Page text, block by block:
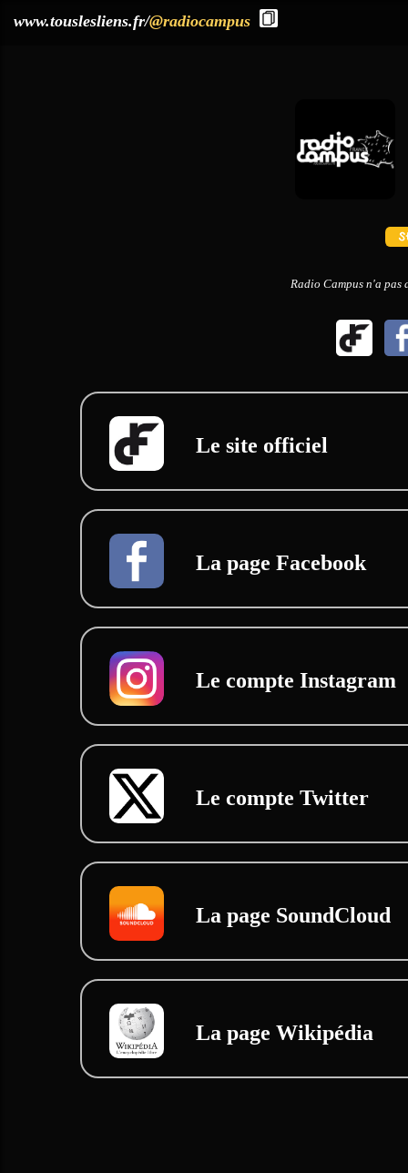
www.touslesliens.fr/@radiocampus
Radio Campus n'a pas
Le site officiel
La page Facebook
Le compte Instagram
Le compte Twitter
La page SoundCloud
La page Wikipédia